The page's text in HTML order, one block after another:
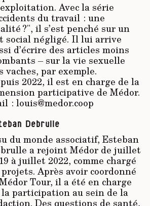
Avec la série
du travail : une
?", il s’est penché sur un
social négligé. Il lui arrive
d’écrire des articles moins
– sur la vie sexuelle
vaches, par exemple.
2022, il est en charge de la
participative de Médor.
: louis@medor.coop
Debrulle
du monde associatif, Esteban
a rejoint Médor de juillet
à juillet 2022, comme chargé
Après avoir coordonné
Tour, il a été en charge
la participation au sein de la
Des questions de santé,